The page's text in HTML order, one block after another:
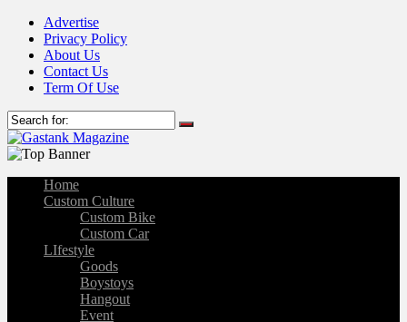
Advertise
Privacy Policy
About Us
Contact Us
Term Of Use
Home
Custom Culture
Custom Bike
Custom Car
LIfestyle
Goods
Boystoys
Hangout
Event